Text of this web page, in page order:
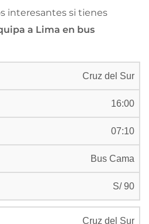
interesantes si tienes
a Lima en bus
Cruz del Sur
16:00
07:10
Bus Cama
S/ 90
Cruz del Sur